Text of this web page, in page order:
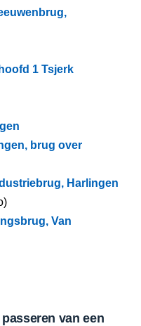
1 Tsjerk
brug over
Harlingen
Van
van een